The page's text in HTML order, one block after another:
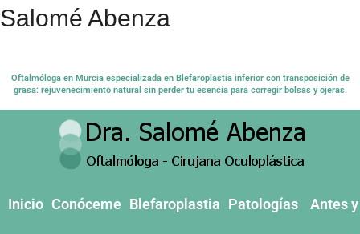
Salomé Abenza
Oftalmóloga en Murcia especializada en Blefaroplastia inferior con transposición de
grasa: rejuvenecimiento natural sin perder tu esencia para corregir bolsas y ojeras.
Inicio Conóceme Blefaroplastia Patologías Antes y